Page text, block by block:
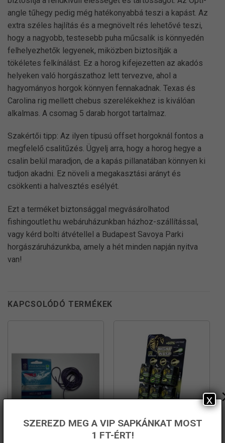
angle tűhegy pedig még hatékonyabbá teszi a kapást. Az
extra széles hajlítás és a megnövelt rés lehetővé teszi,
hogy a nagyobb, testesebb puha műcsalik is könnyedén
felhelyezhetők legyenek, miközben biztosítják a
tökéletes felkínálást. Ez a horog kifejezetten az akadós
helyeken való horgászathoz lett tervezve, ahol a
hagyományos horgok könnyen fennakadnak. Texas és
Carolina rig mellett chebus szerelékekhez is kiválóan
alkalmas. A csomag 5 darab horgot tartalmaz.
Szakértői tipp: Az ilyen típusú offset horgoknál fontos a
megfelelő csalitűzés. Ügyelj arra, hogy a horog hegye a
csalin belül maradjon, de a kapás pillanatában könnyen ki
tudjon akadni. Ez növeli a megakasztási arányt és
csökkenti a halvesztés esélyét.
Ezt a terméket biztonsággal megvásárolhatod
fishingoutlet.hu webáruházunkban házhoz-szállítással,
vagy kérd bolti átvétellel a Budapest Savoya Parki
horgászáruházunkba, amely a hét minden napján nyitva
van!
KAPCSOLÓDÓ TERMÉKEK
PRESTON Dura Hollo Elastic VILÁGÍTÓPATRON DISPLAY
SZEREZD MEG A VIP SAPKÁNKAT MOST
1 FT-ÉRT!
x